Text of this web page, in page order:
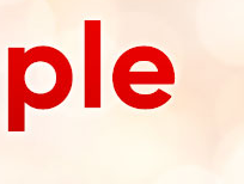
Il reste 49 places pour étudier
Ariel vient de donner son Maasser
Nathaniel vient de donner son
4 personnes viennent de nous